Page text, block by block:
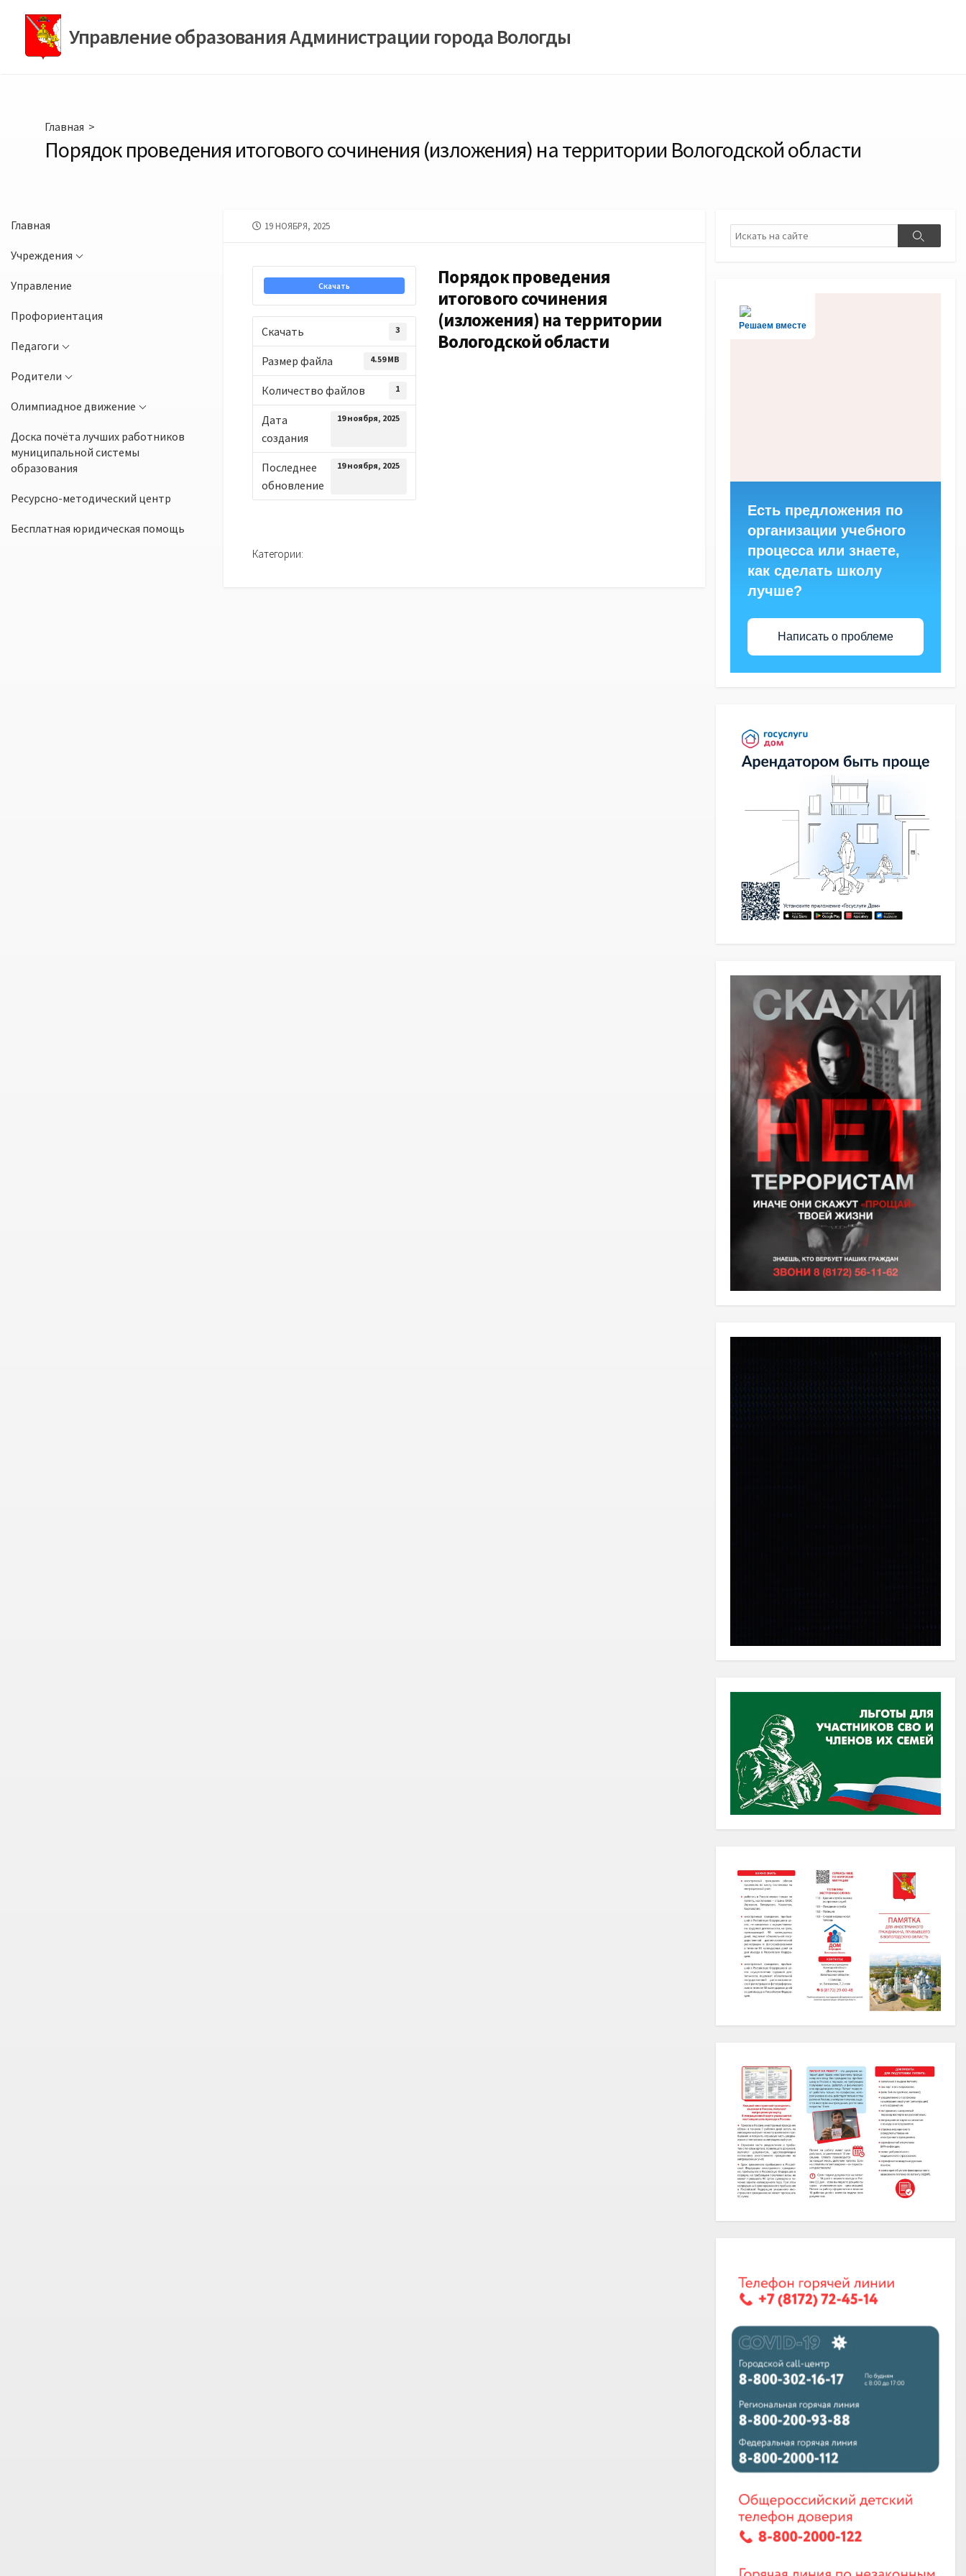
содержимомуУправление образования Администрации города Вологды
Главная >
Порядок проведения итогового сочинения (изложения) на территории Вологодской области
Главная
Учреждения
Управление
Профориентация
Педагоги
Родители
Олимпиадное движение
Доска почёта лучших работников
муниципальной системы
образования
Ресурсно-методический центр
Бесплатная юридическая помощь
ДАТА
19 НОЯБРЯ, 2025
Скачать
Скачать 3
Размер файла 4.59 MB
Количество файлов 1
Дата
создания
19 ноября, 2025
Последнее
обновление
19 ноября, 2025
Порядок проведения
итогового сочинения
(изложения) на территории
Вологодской области
Категории:
Поиск
Поиск
Решаем вместе
Есть предложения по
организации учебного
процесса или знаете,
как сделать школу
лучше?
Написать о проблеме